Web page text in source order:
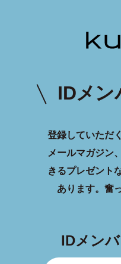
IDメン
登録していただ
メールマガジン
きるプレゼント
あります。 奮
IDメン